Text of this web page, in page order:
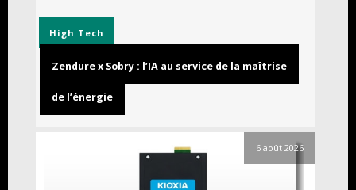
High Tech
Zendure x Sobry : l’IA au service de la maîtrise
de l’énergie
6 août 2026